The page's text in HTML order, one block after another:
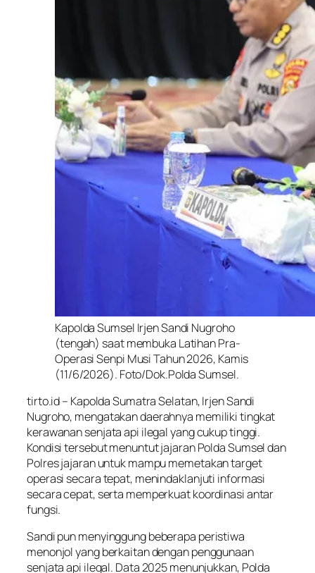
Kapolda Sumsel Irjen Sandi Nugroho
(tengah) saat membuka Latihan Pra-
Operasi Senpi Musi Tahun 2026, Kamis
(11/6/2026). Foto/Dok.Polda Sumsel.
tirto.id – Kapolda Sumatra Selatan, Irjen Sandi
Nugroho, mengatakan daerahnya memiliki tingkat
kerawanan senjata api ilegal yang cukup tinggi.
Kondisi tersebut menuntut jajaran Polda Sumsel dan
Polres jajaran untuk mampu memetakan target
operasi secara tepat, menindaklanjuti informasi
secara cepat, serta memperkuat koordinasi antar
fungsi.
Sandi pun menyinggung beberapa peristiwa
menonjol yang berkaitan dengan penggunaan
senjata api ilegal. Data 2025 menunjukkan, Polda